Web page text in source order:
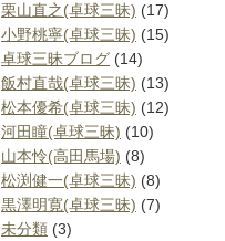
栗山直之(卓球三昧) (17)
小野桃寧(卓球三昧) (15)
卓球三昧ブログ (14)
飯村直哉(卓球三昧) (13)
松本優希(卓球三昧) (12)
河田瞳(卓球三昧) (10)
山本怜(高田馬場) (8)
松渕健一(卓球三昧) (8)
黒澤明寛(卓球三昧) (7)
未分類 (3)